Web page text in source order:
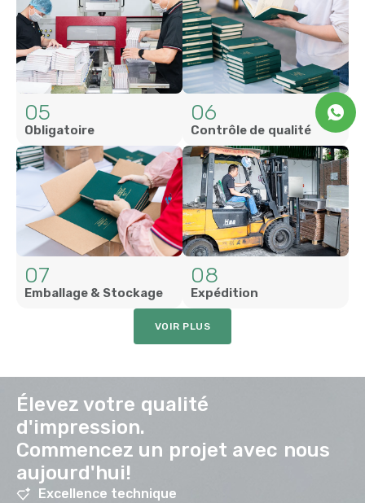
05
Obligatoire
06
Contrôle de qualité
07
Emballage & Stockage
08
Expédition
VOIR PLUS
Élevez votre qualité
d'impression.
Commencez un projet avec nous
aujourd'hui!
Excellence technique